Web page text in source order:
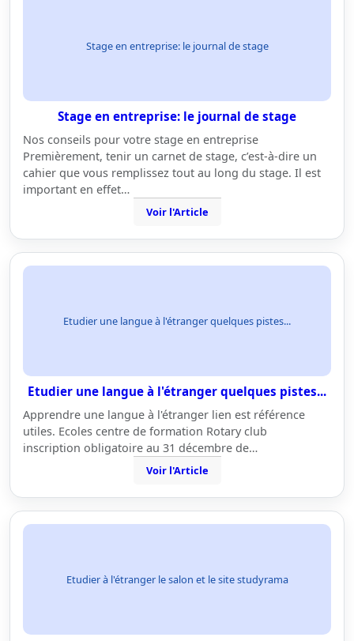
Stage en entreprise: le journal de stage
Stage en entreprise: le journal de stage
Nos conseils pour votre stage en entreprise
Premièrement, tenir un carnet de stage, c’est-à-dire un
cahier que vous remplissez tout au long du stage. Il est
important en effet…
Voir l'Article
Etudier une langue à l'étranger quelques pistes...
Etudier une langue à l'étranger quelques pistes...
Apprendre une langue à l'étranger lien est référence
utiles. Ecoles centre de formation Rotary club
inscription obligatoire au 31 décembre de…
Voir l'Article
Etudier à l'étranger le salon et le site studyrama